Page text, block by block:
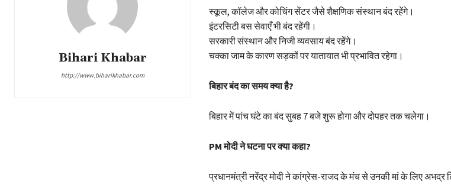
Bihari Khabar
http://www.biharikhabar.com
स्कूल, कॉलेज और कोचिंग सेंटर जैसे शैक्षणिक संस्थान बंद रहेंगे।
इंटरसिटी बस सेवाएँ भी बंद रहेंगी।
सरकारी संस्थान और निजी व्यवसाय बंद रहेंगे।
चक्का जाम के कारण सड़कों पर यातायात भी प्रभावित रहेगा।
बिहार बंद का समय क्या है?
बिहार में पांच घंटे का बंद सुबह 7 बजे शुरू होगा और दोपहर तक चलेगा।
PM मोदी ने घटना पर क्या कहा?
प्रधानमंत्री नरेंद्र मोदी ने कांग्रेस-राजद के मंच से उनकी मां के लिए अभद्र